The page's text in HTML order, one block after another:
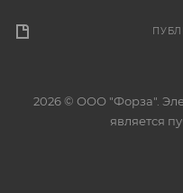
2026 © ООО "Форза".
является